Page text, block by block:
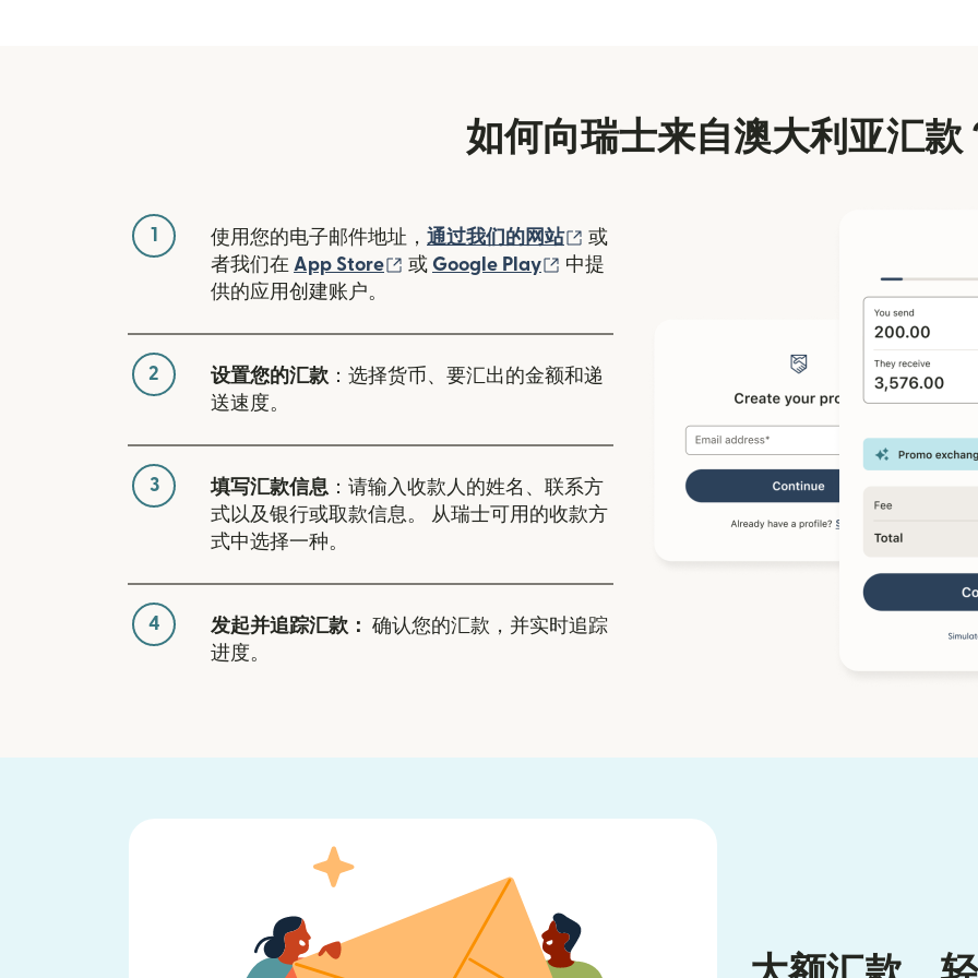
如何向瑞士来自澳大利亚汇款
1 使用您的电子邮件地址， 通过我们的网站 （在新窗口中打开）
或
者我们在 App Store （在新窗口中打开）
或 Google Play （在新窗口中打开）
中提
供的应用创建账户。
2 设置您的汇款 ：选择货币、要汇出的金额和递
送速度。
3 填写汇款信息 ：请输入收款人的姓名、联系方
式以及银行或取款信息。 从瑞士可用的收款方
式中选择一种。
4 发起并追踪汇款：
确认您的汇款，并实时追踪
进度。